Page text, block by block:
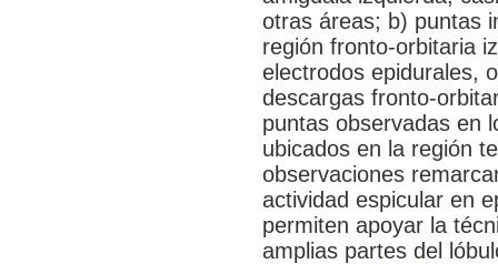
otras áreas; b) puntas
región fronto-orbitaria
electrodos epidurales,
descargas fronto-
puntas observadas en
ubicados en la región
observaciones
actividad espicular en
permiten apoyar la
amplias partes del